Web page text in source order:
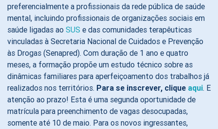
preferencialmente a profissionais da rede pública de saúde
mental, incluindo profissionais de organizações sociais em
saúde ligadas ao SUS e das comunidades terapêuticas
vinculadas à Secretaria Nacional de Cuidados e Prevenção
às Drogas (Senapred). Com duração de 1 ano e quatro
meses, a formação propõe um estudo técnico sobre as
dinâmicas familiares para aperfeiçoamento dos trabalhos já
realizados nos territórios. Para se inscrever, clique aqui. E
atenção ao prazo! Esta é uma segunda oportunidade de
matrícula para preenchimento de vagas desocupadas,
somente até 10 de maio. Para os novos ingressantes,